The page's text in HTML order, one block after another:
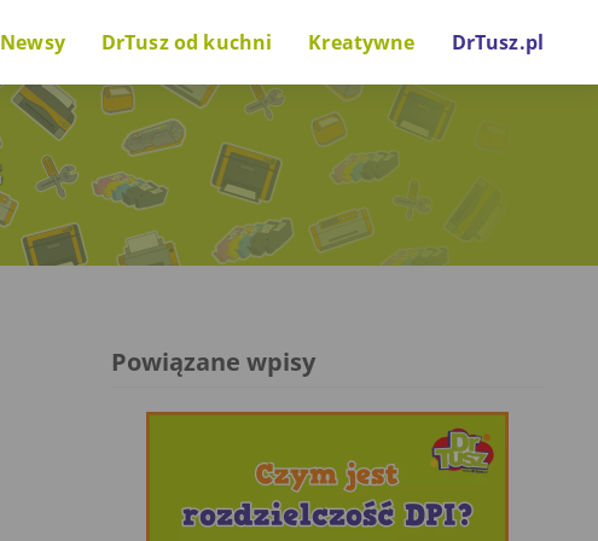
Newsy
Nowinki drukarkowe
Ciekawostki technologiczne
DrTusz od kuchni
Za kulisami
Projekty i inicjatywy
Głos naszych gości
Kreatywne
Zrób to sam
Gry i zabawy
DrTusz.pl
Powiązane wpisy